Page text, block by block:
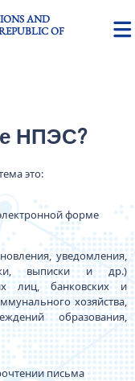
AND
OF
НПЭС?
это:
форме
уведомления,
выписки и др.)
лиц, банковских и
хозяйства,
образования,
письма